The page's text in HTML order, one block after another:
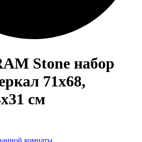
Stone набор
71x68,
см
комнаты